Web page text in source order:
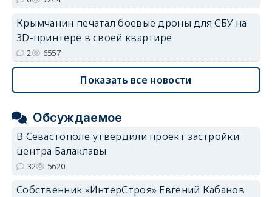
Крымчанин печатал боевые дроны для СБУ на
3D-принтере в своей квартире
2 6557
Показать все новости
Обсуждаемое
В Севастополе утвердили проект застройки
центра Балаклавы
32 5620
Собственник «ИнтерСтроя» Евгений Кабанов